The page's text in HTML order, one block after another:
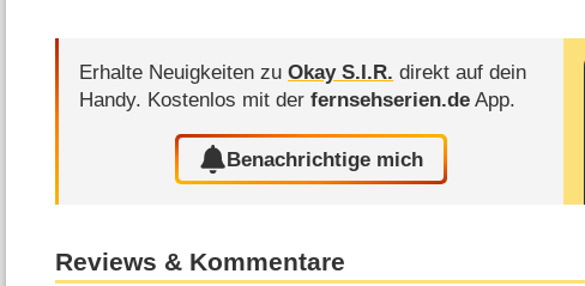
Erhalte Neuigkeiten zuOkay S.I.R. direkt auf dein
Handy. Kostenlos mit derfernsehserien.de App.
Benachrichtige mich
Reviews & Kommentare